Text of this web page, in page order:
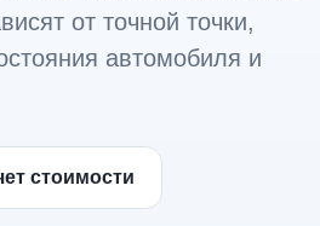
от точной точки,
автомобиля и
стоимости